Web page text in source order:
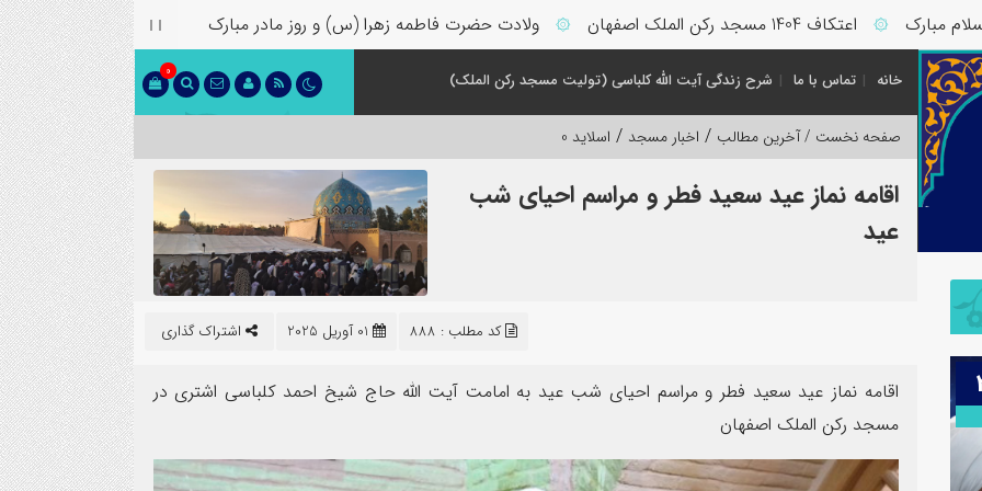
اعتکاف 1404 مسجد رکن الملک اصفهان ۞ ولادت حضرت فاطمه زهرا (س) و روز مادر مبارک
خانه تماس با ما شرح زندگی آیت الله کلباسی (تولیت مسجد رکن الملک) 0
صفحه نخست /آخرین مطالب / اخبار مسجد / اسلاید 0
اقامه نماز عید سعید فطر و مراسم احیای شب
عید
اشتراک گذاری کد مطلب : 888
اقامه نماز عید سعید فطر و مراسم احیای شب عید به امامت آیت الله حاج شیخ احمد کلباسی اشتری در
مسجد رکن الملک اصفهان
21